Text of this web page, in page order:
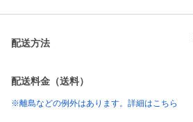
配送方法
配送料金（送料）
※離島などの例外はあります。詳細はこちら